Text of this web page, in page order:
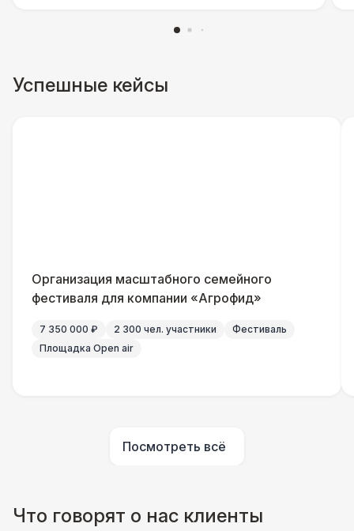
Успешные кейсы
Организация масштабного семейного
фестиваля для компании «Агрофид»
7 350 000 ₽ 2 300 чел. участники
Фестиваль
Площадка Open air
Посмотреть всё
Что говорят о нас клиенты